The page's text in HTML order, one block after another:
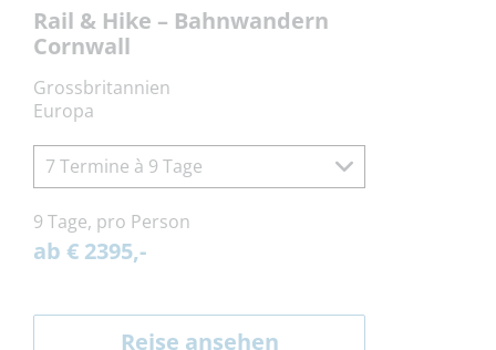
Rail & Hike – Bahnwandern
Cornwall
Grossbritannien
Europa
7 Termine à 9 Tage
9 Tage, pro Person
ab € 2395,-
Reise ansehen